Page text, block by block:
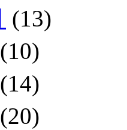
(13)
(10)
(14)
(20)